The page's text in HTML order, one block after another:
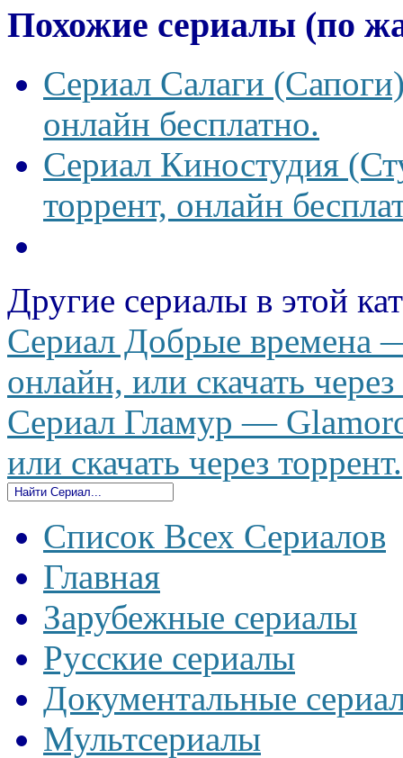
Похожие сериалы (по
Сериал Салаги
онлайн бесплатно.
Сериал Киностудия
торрент, онлайн
Другие сериалы в этой
Сериал Добрые времена
онлайн, или скачать
Сериал Гламур —
или скачать через торрент.
Список Всех Сериалов
Главная
Зарубежные сериалы
Русские сериалы
Документальные
Мультсериалы